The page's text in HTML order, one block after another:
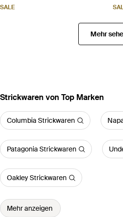
SALE
Mehr
Strickwaren von Top Marken
Columbia Strickwaren
Patagonia Strickwaren
Oakley Strickwaren
Mehr anzeigen